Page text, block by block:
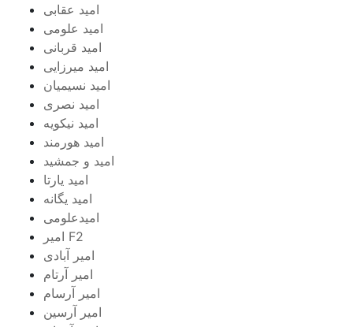
امید عقابی
امید علومی
امید قربانی
امید میرزایی
امید نسیمیان
امید نصری
امید نیکویه
امید هورمند
امید و جمشید
امید یارتا
امید یگانه
امیدعلومی
امیر F2
امیر آبادی
امیر آرتام
امیر آرسام
امیر آرسین